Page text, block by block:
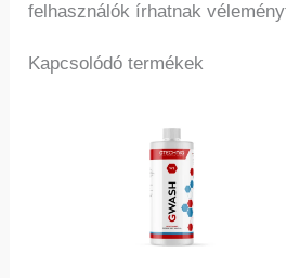
felhasználók írhatnak
Kapcsolódó termékek